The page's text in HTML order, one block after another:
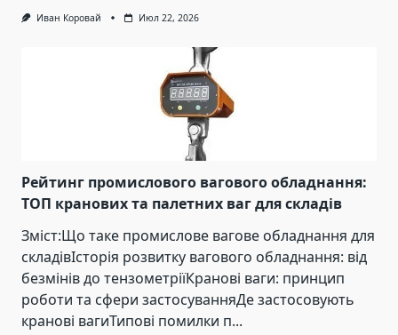
Иван Коровай Июл 22, 2026
Рейтинг промислового вагового обладнання:
ТОП кранових та палетних ваг для складів
Зміст:Що таке промислове вагове обладнання для
складівІсторія розвитку вагового обладнання: від
безмінів до тензометріїКранові ваги: принцип
роботи та сфери застосуванняДе застосовують
кранові вагиТипові помилки п...